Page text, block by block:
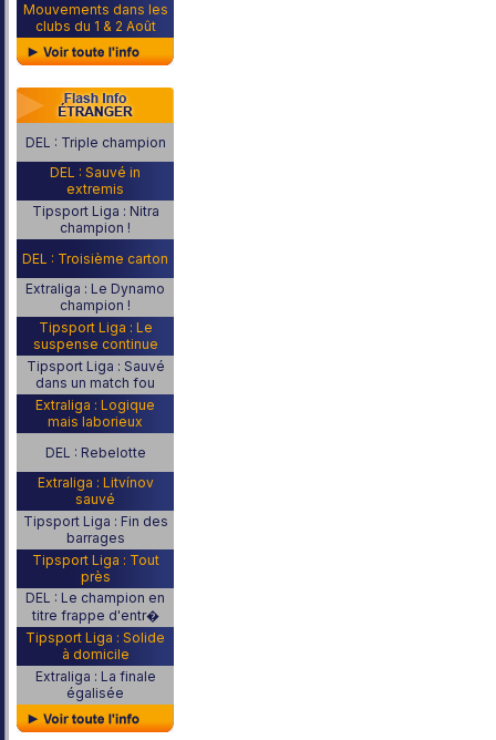
Mouvements dans les
clubs du 1 & 2 Août
DEL : Triple champion
DEL : Sauvé in
extremis
Tipsport Liga : Nitra
champion !
DEL : Troisième carton
Extraliga : Le Dynamo
champion !
Tipsport Liga : Le
suspense continue
Tipsport Liga : Sauvé
dans un match fou
Extraliga : Logique
mais laborieux
DEL : Rebelotte
Extraliga : Litvínov
sauvé
Tipsport Liga : Fin des
barrages
Tipsport Liga : Tout
près
DEL : Le champion en
titre frappe d'entr�
Tipsport Liga : Solide
à domicile
Extraliga : La finale
égalisée